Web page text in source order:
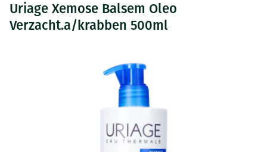
Uriage Xemose Balsem Oleo
Verzacht.a/krabben 500ml